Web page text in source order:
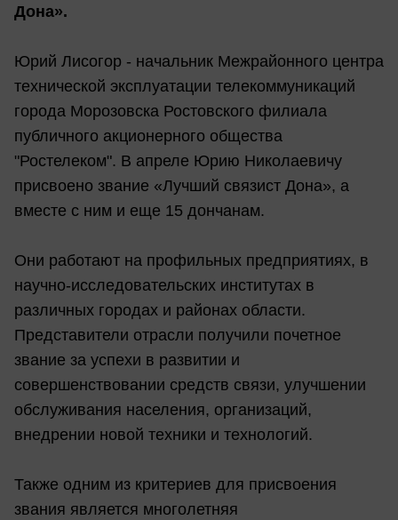
Дона».
Юрий Лисогор - начальник Межрайонного центра
технической эксплуатации телекоммуникаций
города Морозовска Ростовского филиала
публичного акционерного общества
"Ростелеком". В апреле Юрию Николаевичу
присвоено звание «Лучший связист Дона», а
вместе с ним и еще 15 дончанам.
Они работают на профильных предприятиях, в
научно-исследовательских институтах в
различных городах и районах области.
Представители отрасли получили почетное
звание за успехи в развитии и
совершенствовании средств связи, улучшении
обслуживания населения, организаций,
внедрении новой техники и технологий.
Также одним из критериев для присвоения
звания является многолетняя